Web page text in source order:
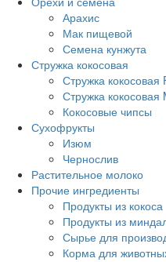
Арахис
Мак пищевой
Семена кунжута
Стружка кокосовая
Стружка кокосовая
Стружка кокосовая
Кокосовые чипсы
Сухофрукты
Изюм
Чернослив
Растительное молоко
Прочие ингредиенты
Продукты из кокоса
Продукты из
Сырье для
Корма для